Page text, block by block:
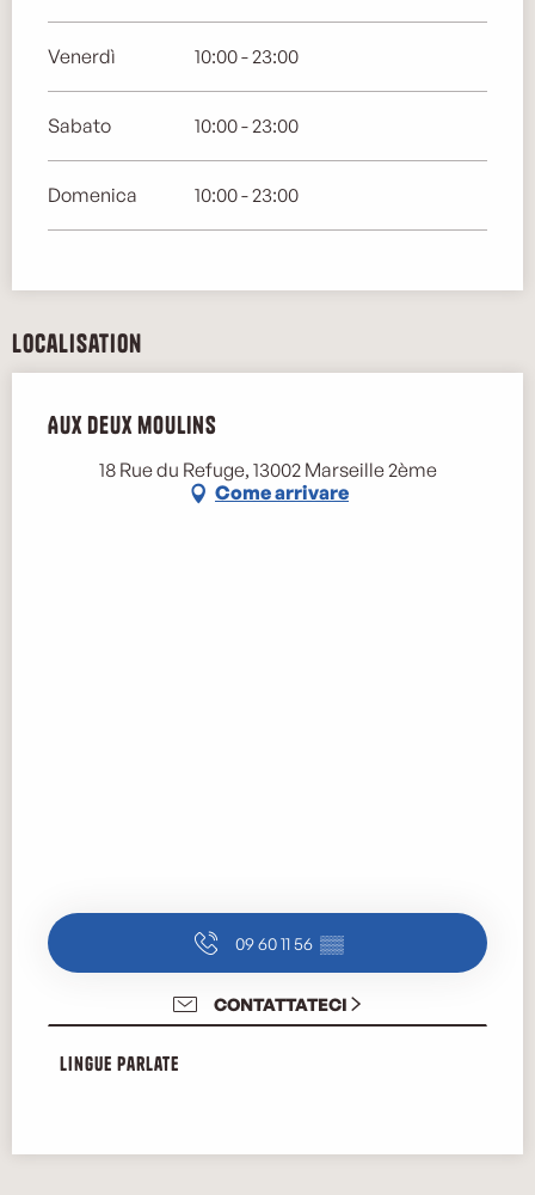
Venerdì 10:00 - 23:00
Sabato 10:00 - 23:00
Domenica 10:00 - 23:00
Localisation
Aux deux moulins
18 Rue du Refuge, 13002 Marseille 2ème
Come arrivare
09 60 11 56 ▒▒
CONTATTATECI
Lingue parlate
Lingue parlate